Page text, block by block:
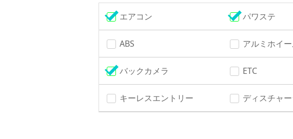
エアコン パワステ
ABS アルミホイ
バックカメラ ETC
キーレスエントリー ディスチャ